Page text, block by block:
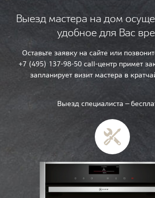
Выезд мастера на дом
удобное для Вас
Оставьте заявку на сайте или
+7 (495) 137-98-50 call-центр примет
запланирует визит мастера в
Выезд специалиста —